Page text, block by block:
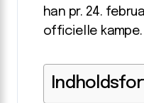
han pr. 24.
officielle kampe.